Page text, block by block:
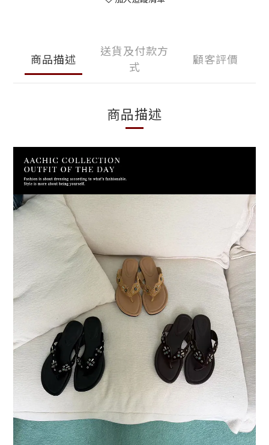
商品描述
送貨及付款方
式
顧客評價
商品描述